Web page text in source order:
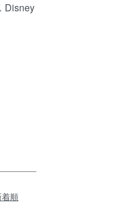
Disney
着順